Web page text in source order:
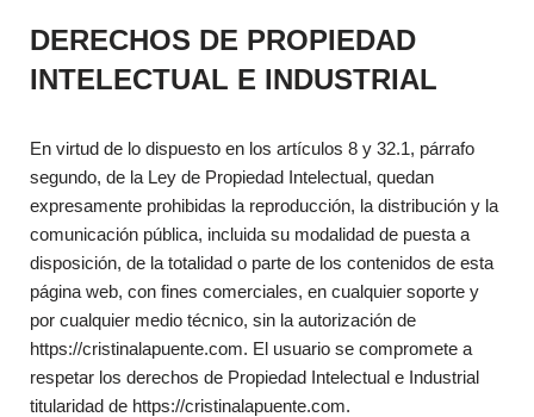
DERECHOS DE PROPIEDAD
INTELECTUAL E INDUSTRIAL
En virtud de lo dispuesto en los artículos 8 y 32.1, párrafo
segundo, de la Ley de Propiedad Intelectual, quedan
expresamente prohibidas la reproducción, la distribución y la
comunicación pública, incluida su modalidad de puesta a
disposición, de la totalidad o parte de los contenidos de esta
página web, con fines comerciales, en cualquier soporte y
por cualquier medio técnico, sin la autorización de
https://cristinalapuente.com. El usuario se compromete a
respetar los derechos de Propiedad Intelectual e Industrial
titularidad de https://cristinalapuente.com.